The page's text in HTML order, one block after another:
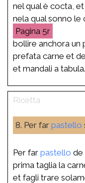
nel qual è cocta,
nela qual sonno
5r
bollire anchora un
prefata carne et
et mandali a tabula.
8. Per far pastello
Per far pastello de
prima taglia la
et fagli trare